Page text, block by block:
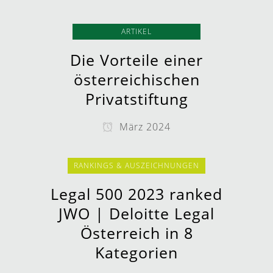
ARTIKEL
Die Vorteile einer
österreichischen
Privatstiftung
März 2024
RANKINGS & AUSZEICHNUNGEN
Legal 500 2023 ranked
JWO | Deloitte Legal
Österreich in 8
Kategorien